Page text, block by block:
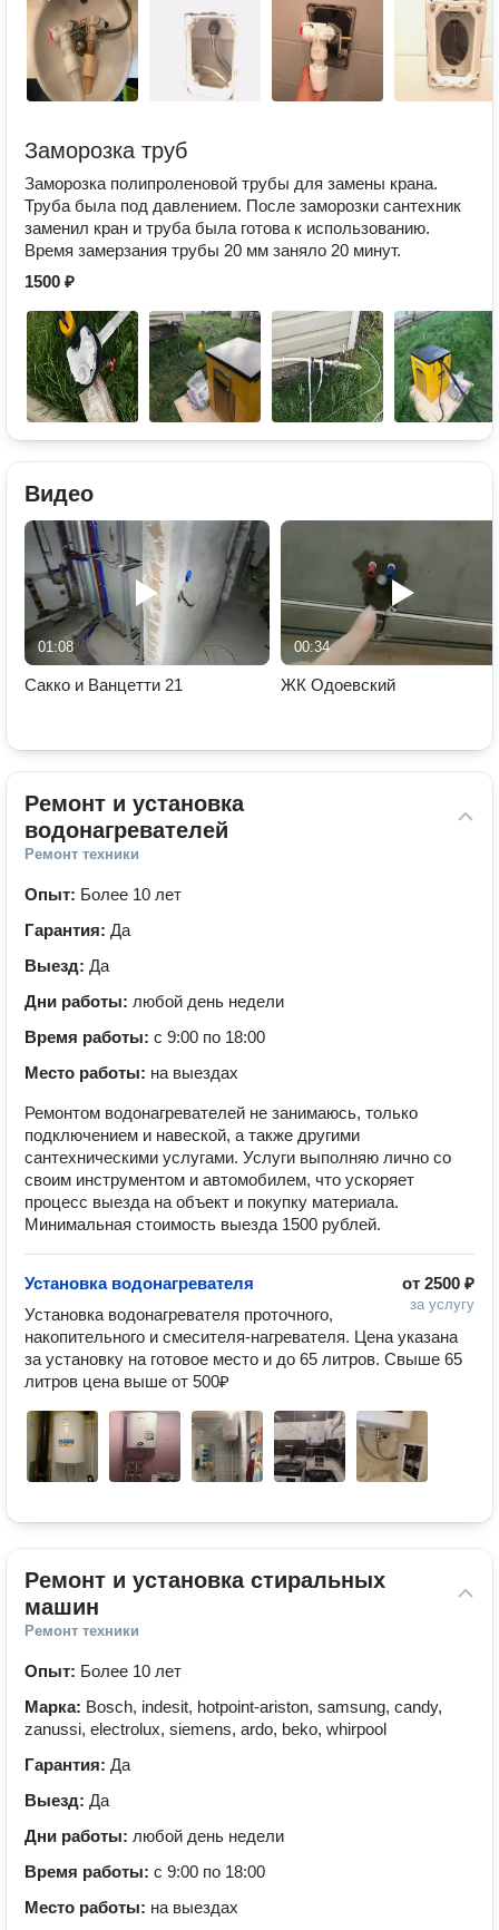
Заморозка труб
Заморозка полипроленовой трубы для замены крана.
Труба была под давлением. После заморозки сантехник
заменил кран и труба была готова к использованию.
Время замерзания трубы 20 мм заняло 20 минут.
1500 ₽
Видео
01:08
Сакко и Ванцетти 21
00:34
ЖК Одоевский
Ремонт и установка
водонагревателей
Ремонт техники
Опыт: Более 10 лет
Гарантия: Да
Выезд: Да
Дни работы: любой день недели
Время работы: с 9:00 по 18:00
Место работы: на выездах
Ремонтом водонагревателей не занимаюсь, только
подключением и навеской, а также другими
сантехническими услугами. Услуги выполняю лично со
своим инструментом и автомобилем, что ускоряет
процесс выезда на объект и покупку материала.
Минимальная стоимость выезда 1500 рублей.
от 2500 ₽
за услугу
Установка водонагревателя
Установка водонагревателя проточного,
накопительного и смесителя-нагревателя. Цена указана
за установку на готовое место и до 65 литров. Свыше 65
литров цена выше от 500₽
Ремонт и установка стиральных
машин
Ремонт техники
Опыт: Более 10 лет
Марка: Bosch, indesit, hotpoint-ariston, samsung, candy,
zanussi, electrolux, siemens, ardo, beko, whirpool
Гарантия: Да
Выезд: Да
Дни работы: любой день недели
Время работы: с 9:00 по 18:00
Место работы: на выездах